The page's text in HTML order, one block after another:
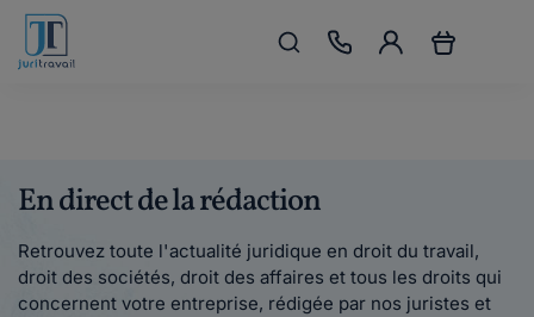
En direct de la rédaction
Retrouvez toute l'actualité juridique en droit du travail,
droit des sociétés, droit des affaires et tous les droits qui
concernent votre entreprise, rédigée par nos juristes et